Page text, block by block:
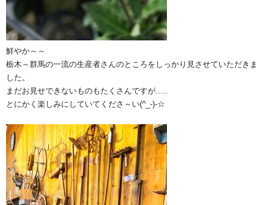
鮮やか～～
栃木～群馬の一流の生産者さんのところをしっかり見させていただきま
した。
まだお見せできないものもたくさんですが…..
とにかく楽しみにしていてくださ～い(^_-)-☆